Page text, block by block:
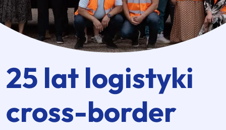
25 lat logistyki
cross-border